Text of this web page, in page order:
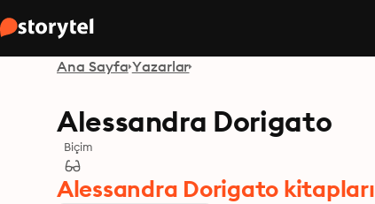
Ana Sayfa Yazarlar
Alessandra Dorigato
Biçim
Alessandra Dorigato kitapları